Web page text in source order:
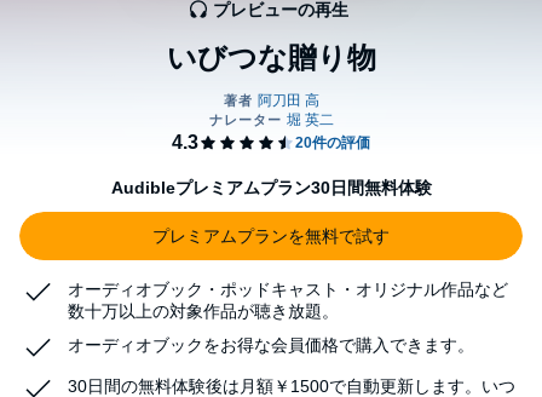
いびつな贈り物
プレビューの再生
Audibleプレミアムプラン30日間無料体験
プレミアムプランを無料で試す
オーディオブック・ポッドキャスト・オリジナル作品など
数十万以上の対象作品が聴き放題。
オーディオブックをお得な会員価格で購入できます。
30日間の無料体験後は月額￥1500で自動更新します。いつ